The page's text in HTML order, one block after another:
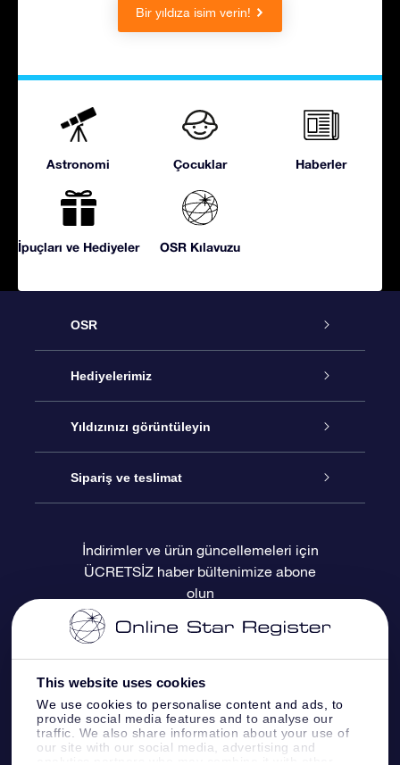
This website uses cookies
We use cookies to personalise content and ads, to
provide social media features and to analyse our
traffic. We also share information about your use of
our site with our social media, advertising and
Bir yıldıza isim verin!
Astronomi Çocuklar Haberler
İpuçları ve Hediyeler OSR Kılavuzu
OSR
Hizmet
İletişim
Blogu
Değerlendirmeler
Hediyelerimiz
Çevrimiçi Yıldız Hediyesi
OSR Hediye Paketi
OSR Hediye Kartı
Kurumsal hediyeler
Yıldızınızı görüntüleyin
Star Register
Kişiselleştirilmiş Yıldız Sayfası
Bir Milyon Yıldız
OSR Starsaver
Fly me to the stars VR sanal gerçeklik
uygulaması
Sipariş ve teslimat
Ödeme bilgileri
Sevkiyat bilgileri
İade Politikası
Takımyıldızı
İndirimler ve ürün güncellemeleri için
ÜCRETSİZ haber bültenimize abone
olun